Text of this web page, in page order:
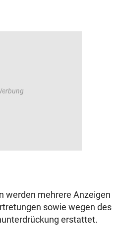
werden mehrere Anzeigen
sowie wegen des
erstattet.